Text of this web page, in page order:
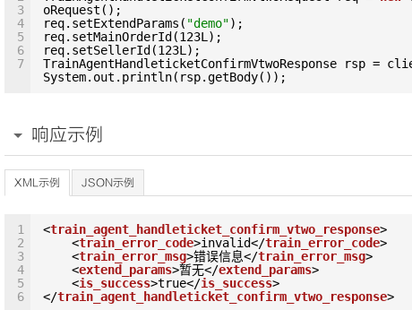
3
4
5
6
7
oRequest();
req.setExtendParams( "demo");
req.setMainOrderId(123L);
req.setSellerId(123L);
TrainAgentHandleticketConfirmVtwoResponse rsp =
System.out.println(rsp.getBody());
响应示例
XML示例 JSON示例
1
2
3
4
5
6
<train_agent_handleticket_confirm_vtwo_response>
<train_error_code>invalid</train_error_code>
<train_error_msg>错误信息</train_error_msg>
<extend_params>暂无</extend_params>
<is_success>true</is_success>
</train_agent_handleticket_confirm_vtwo_response>